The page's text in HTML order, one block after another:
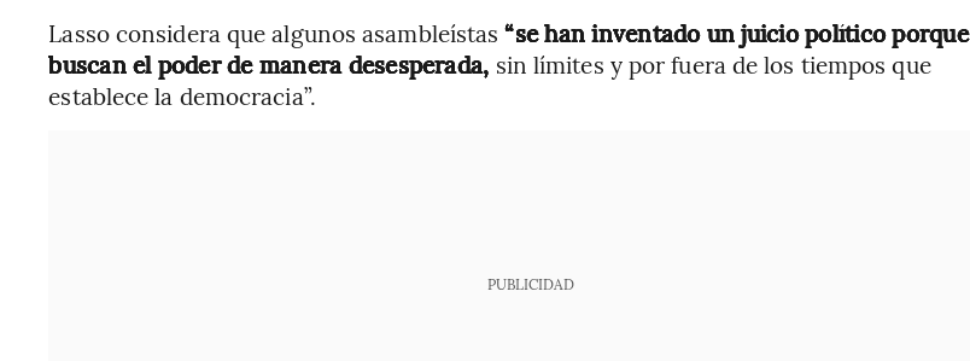
Lasso considera que algunos asambleístas“se han inventado un juicio político porque
buscan el poder de manera desesperada, sin límites y por fuera de los tiempos que
establece la democracia”.
PUBLICIDAD